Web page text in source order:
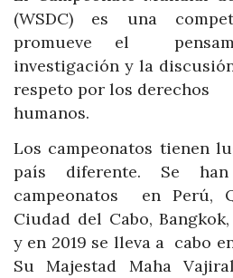
(WSDC) es una
promueve el
investigación y la
respeto por los derechos
humanos.
Los campeonatos tienen
país diferente. Se
campeonatos en Perú,
Ciudad del Cabo,
y en 2019 se lleva a cabo
Su Majestad Maha